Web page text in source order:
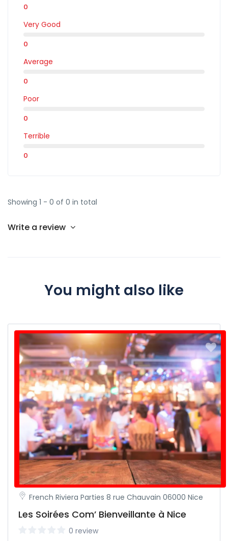
0
Very Good
0
Average
0
Poor
0
Terrible
0
Showing 1 - 0 of 0 in total
Write a review
You might also like
French Riviera Parties 8 rue Chauvain 06000 Nice
Les Soirées Com’ Bienveillante à Nice
0 review